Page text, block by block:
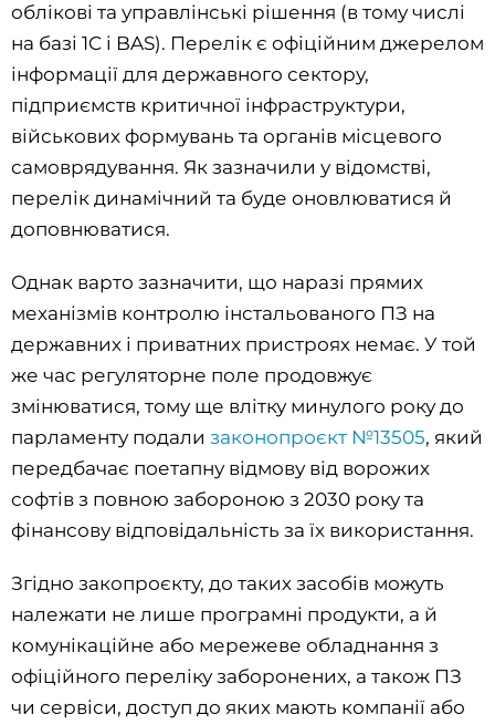
облікові та управлінські рішення (в тому числі
на базі 1C і BAS). Перелік є офіційним джерелом
інформації для державного сектору,
підприємств критичної інфраструктури,
військових формувань та органів місцевого
самоврядування. Як зазначили у відомстві,
перелік динамічний та буде оновлюватися й
доповнюватися.
Однак варто зазначити, що наразі прямих
механізмів контролю інстальованого ПЗ на
державних і приватних пристроях немає. У той
же час регуляторне поле продовжує
змінюватися, тому ще влітку минулого року до
парламенту подали законопроєкт №13505, який
передбачає поетапну відмову від ворожих
софтів з повною забороною з 2030 року та
фінансову відповідальність за їх використання.
Згідно закопроєкту, до таких засобів можуть
належати не лише програмні продукти, а й
комунікаційне або мережеве обладнання з
офіційного переліку заборонених, а також ПЗ
чи сервіси, доступ до яких мають компанії або